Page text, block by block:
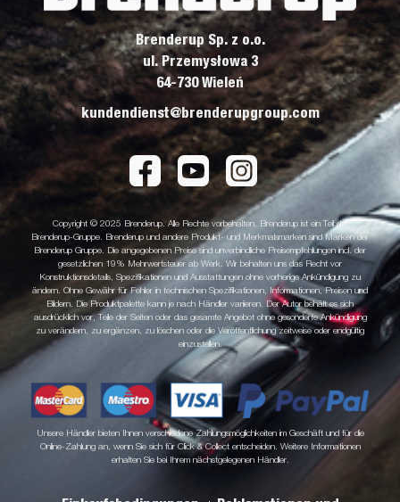
Brenderup Sp. z o.o.
ul. Przemysłowa 3
64-730 Wieleń
kundendienst@brenderupgroup.com
Copyright © 2025 Brenderup. Alle Rechte vorbehalten. Brenderup ist ein Teil der
Brenderup-Gruppe. Brenderup und andere Produkt- und Merkmalsmarken sind Marken der
Brenderup Gruppe. Die angegebenen Preise sind unverbindliche Preisempfehlungen incl. der
gesetzlichen 19% Mehrwertsteuer ab Werk. Wir behalten uns das Recht vor
Konstruktionsdetails, Spezifikationen und Ausstattungen ohne vorherige Ankündigung zu
ändern. Ohne Gewähr für Fehler in technischen Spezifikationen, Informationen, Preisen und
Bildern. Die Produktpalette kann je nach Händler variieren. Der Autor behält es sich
ausdrücklich vor, Teile der Seiten oder das gesamte Angebot ohne gesonderte Ankündigung
zu verändern, zu ergänzen, zu löschen oder die Veröffentlichung zeitweise oder endgültig
einzustellen.
Unsere Händler bieten Ihnen verschiedene Zahlungsmöglichkeiten im Geschäft und für die
Online-Zahlung an, wenn Sie sich für Click & Collect entscheiden. Weitere Informationen
erhalten Sie bei Ihrem nächstgelegenen Händler.